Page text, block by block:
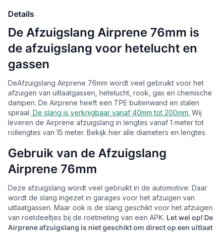
Details
De Afzuigslang Airprene 76mm is
de afzuigslang voor hetelucht en
gassen
DeAfzuigslang Airprene 76mm wordt veel gebruikt voor het
afzuigen van uitlaatgassen, hetelucht, rook, gas en chemische
dampen. De Airprene heeft een TPE buitenwand en stalen
spiraal. De slang is verkrijgbaar vanaf 40mm tot 200mm. Wij
leveren de Airprene afzuigslang in lengtes vanaf 1 meter tot
rollengtes van 15 meter. Bekijk hier alle diameters en lengtes.
Gebruik van de Afzuigslang
Airprene 76mm
Deze afzuigslang wordt veel gebruikt in de automotive. Daar
wordt de slang ingezet in garages voor het afzuigen van
uitlaatgassen. Maar ook is de slang geschikt voor het afzuigen
van roetdeeltjes bij de roetmeting van een APK. Let wel op! De
Airprene afzuigslang is niet geschikt om direct op een uitlaat